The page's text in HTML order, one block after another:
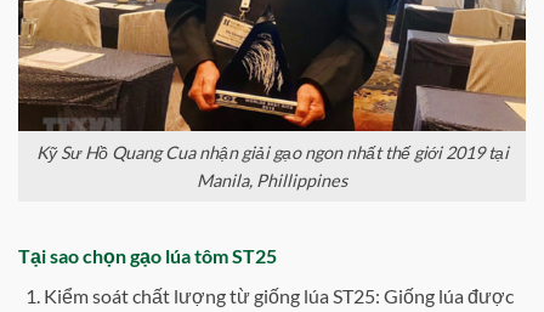
Kỹ Sư Hồ Quang Cua nhận giải gạo ngon nhất thế giới 2019 tại
Manila, Phillippines
Tại sao chọn gạo lúa tôm ST25
Kiểm soát chất lượng từ giống lúa ST25: Giống lúa được